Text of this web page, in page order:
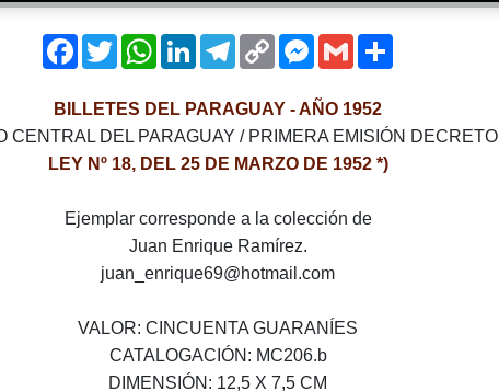
Facebook
TwitterWhatsApp
LinkedInTelegram
Copy
Link
Messenger
Gmail
BILLETES DEL PARAGUAY - AÑO 1952
CENTRAL DEL PARAGUAY / PRIMERA EMISIÓN DECRETO
LEY Nº 18, DEL 25 DE MARZO DE 1952 *)
Ejemplar corresponde a la colección de
Juan Enrique Ramírez.
juan_enrique69@hotmail.com
VALOR­: CINCUENTA GUARANÍES
CATALOGACIÓN­: MC206.b
DIMENSIÓN: 12,5 X 7,5 CM